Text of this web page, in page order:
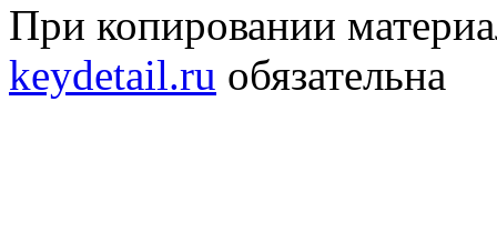
При копировании
keydetail.ru обязательна